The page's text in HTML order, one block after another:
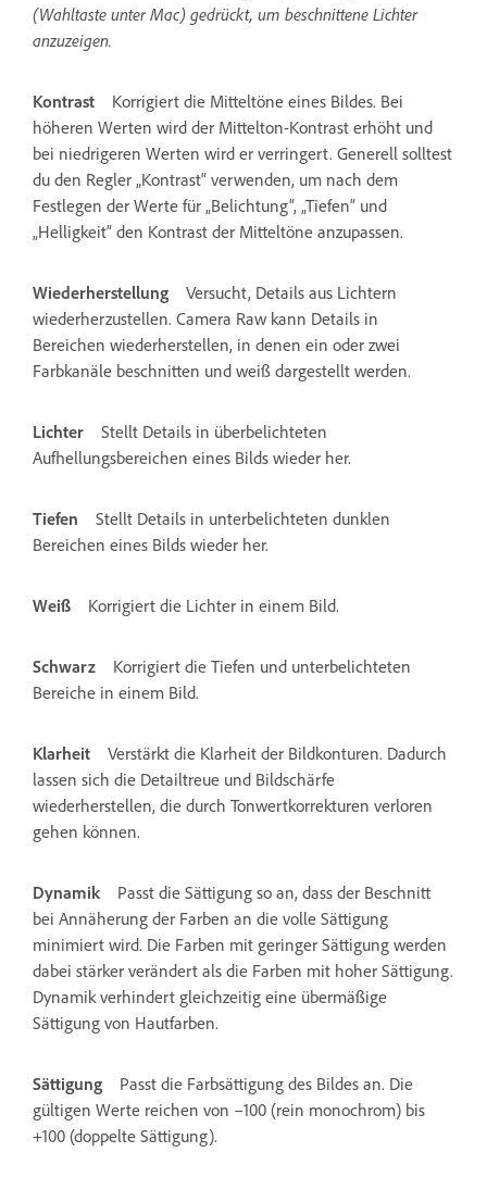
(Wahltaste unter Mac) gedrückt, um beschnittene Lichter
anzuzeigen.
Kontrast
Korrigiert die Mitteltöne eines Bildes. Bei
höheren Werten wird der Mittelton-Kontrast erhöht und
bei niedrigeren Werten wird er verringert. Generell solltest
du den Regler „Kontrast“ verwenden, um nach dem
Festlegen der Werte für „Belichtung“, „Tiefen“ und
„Helligkeit“ den Kontrast der Mitteltöne anzupassen.
Wiederherstellung
Versucht, Details aus Lichtern
wiederherzustellen. Camera Raw kann Details in
Bereichen wiederherstellen, in denen ein oder zwei
Farbkanäle beschnitten und weiß dargestellt werden.
Lichter
Stellt Details in überbelichteten
Aufhellungsbereichen eines Bilds wieder her.
Tiefen
Stellt Details in unterbelichteten dunklen
Bereichen eines Bilds wieder her.
Weiß Korrigiert die Lichter in einem Bild.
Schwarz
Korrigiert die Tiefen und unterbelichteten
Bereiche in einem Bild.
Klarheit
Verstärkt die Klarheit der Bildkonturen. Dadurch
lassen sich die Detailtreue und Bildschärfe
wiederherstellen, die durch Tonwertkorrekturen verloren
gehen können.
Dynamik
Passt die Sättigung so an, dass der Beschnitt
bei Annäherung der Farben an die volle Sättigung
minimiert wird. Die Farben mit geringer Sättigung werden
dabei stärker verändert als die Farben mit hoher Sättigung.
Dynamik verhindert gleichzeitig eine übermäßige
Sättigung von Hautfarben.
Sättigung
Passt die Farbsättigung des Bildes an. Die
gültigen Werte reichen von –100 (rein monochrom) bis
+100 (doppelte Sättigung).